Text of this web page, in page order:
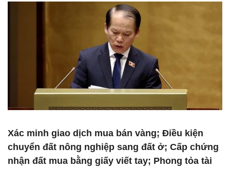
Xác minh giao dịch mua bán vàng; Điều kiện
chuyển đất nông nghiệp sang đất ở; Cấp chứng
nhận đất mua bằng giấy viết tay; Phong tỏa tài